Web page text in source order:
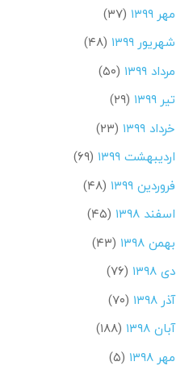
مهر ۱۳۹۹
(۳۷)
شهریور ۱۳۹۹
(۴۸)
مرداد ۱۳۹۹
(۵۰)
تیر ۱۳۹۹
(۲۹)
خرداد ۱۳۹۹
(۲۳)
اردیبهشت ۱۳۹۹
(۶۹)
فروردین ۱۳۹۹
(۴۸)
اسفند ۱۳۹۸
(۴۵)
بهمن ۱۳۹۸
(۴۳)
دی ۱۳۹۸
(۷۶)
آذر ۱۳۹۸
(۷۰)
آبان ۱۳۹۸
(۱۸۸)
مهر ۱۳۹۸
(۵)